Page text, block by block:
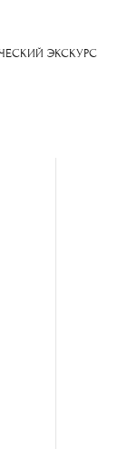
ЭКСКУРС